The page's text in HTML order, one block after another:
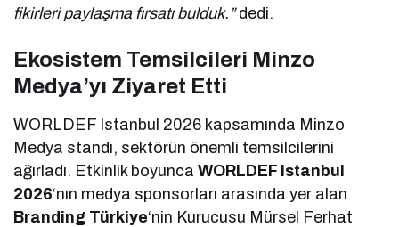
fikirleri paylaşma fırsatı bulduk.”dedi.
Ekosistem Temsilcileri Minzo
Medya’yı Ziyaret Etti
WORLDEF Istanbul 2026 kapsamında Minzo
Medya standı, sektörün önemli temsilcilerini
ağırladı. Etkinlik boyuncaWORLDEF Istanbul
2026‘nın medya sponsorları arasında yer alan
Branding Türkiye‘nin Kurucusu Mürsel Ferhat